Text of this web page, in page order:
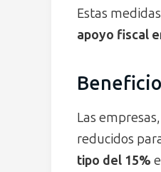
Estas
apoyo fiscal
Las
reducidos
tipo del 15%